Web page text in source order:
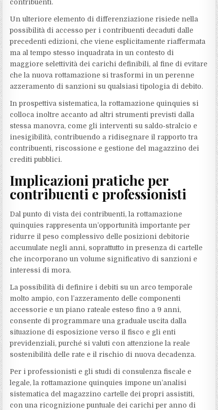
contribuenti.
Un ulteriore elemento di differenziazione risiede nella
possibilità di accesso per i contribuenti decaduti dalle
precedenti edizioni, che viene esplicitamente riaffermata
ma al tempo stesso inquadrata in un contesto di
maggiore selettività dei carichi definibili, al fine di evitare
che la nuova rottamazione si trasformi in un perenne
azzeramento di sanzioni su qualsiasi tipologia di debito.
In prospettiva sistematica, la rottamazione quinquies si
colloca inoltre accanto ad altri strumenti previsti dalla
stessa manovra, come gli interventi su saldo‑stralcio e
inesigibilità, contribuendo a ridisegnare il rapporto tra
contribuenti, riscossione e gestione del magazzino dei
crediti pubblici.
Implicazioni pratiche per
contribuenti e professionisti
Dal punto di vista dei contribuenti, la rottamazione
quinquies rappresenta un’opportunità importante per
ridurre il peso complessivo delle posizioni debitorie
accumulate negli anni, soprattutto in presenza di cartelle
che incorporano un volume significativo di sanzioni e
interessi di mora.
La possibilità di definire i debiti su un arco temporale
molto ampio, con l’azzeramento delle componenti
accessorie e un piano rateale esteso fino a 9 anni,
consente di programmare una graduale uscita dalla
situazione di esposizione verso il fisco e gli enti
previdenziali, purché si valuti con attenzione la reale
sostenibilità delle rate e il rischio di nuova decadenza.
Per i professionisti e gli studi di consulenza fiscale e
legale, la rottamazione quinquies impone un’analisi
sistematica del magazzino cartelle dei propri assistiti,
con una ricognizione puntuale dei carichi per anno di